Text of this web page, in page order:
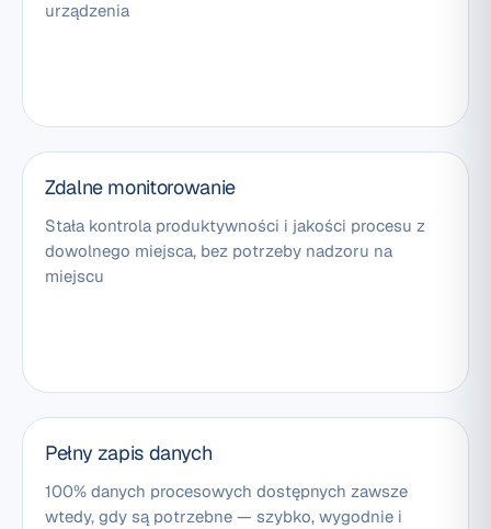
urządzenia
Zdalne monitorowanie
Stała kontrola produktywności i jakości procesu z
dowolnego miejsca, bez potrzeby nadzoru na
miejscu
Pełny zapis danych
100% danych procesowych dostępnych zawsze
wtedy, gdy są potrzebne — szybko, wygodnie i